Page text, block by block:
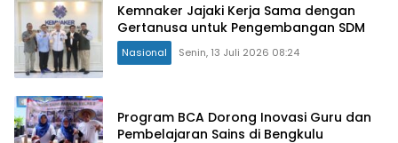
Kemnaker Jajaki Kerja Sama dengan
Gertanusa untuk Pengembangan SDM
Nasional Senin, 13 Juli 2026 08:24
Program BCA Dorong Inovasi Guru dan
Pembelajaran Sains di Bengkulu